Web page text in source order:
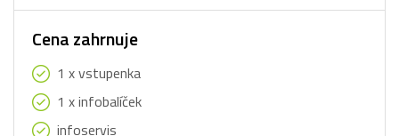
Cena zahrnuje
1 x vstupenka
1 x infobalíček
infoservis